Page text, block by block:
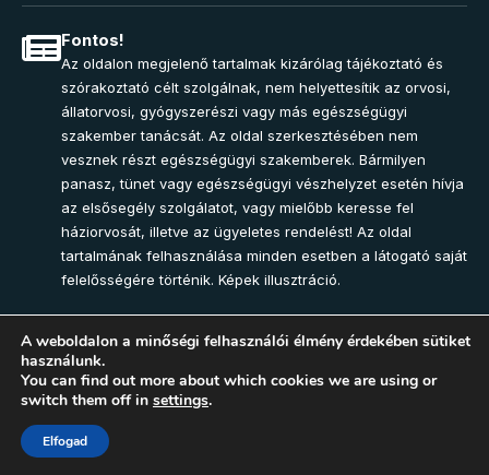
Fontos!
Az oldalon megjelenő tartalmak kizárólag tájékoztató és
szórakoztató célt szolgálnak, nem helyettesítik az orvosi,
állatorvosi, gyógyszerészi vagy más egészségügyi
szakember tanácsát. Az oldal szerkesztésében nem
vesznek részt egészségügyi szakemberek. Bármilyen
panasz, tünet vagy egészségügyi vészhelyzet esetén hívja
az elsősegély szolgálatot, vagy mielőbb keresse fel
háziorvosát, illetve az ügyeletes rendelést! Az oldal
tartalmának felhasználása minden esetben a látogató saját
felelősségére történik. Képek illusztráció.
Join Community
2025 – Egészség-Pont Magazin. Minden jog fenntartva.
A weboldalon a minőségi felhasználói élmény érdekében sütiket
használunk.
You can find out more about which cookies we are using or
switch them off in settings.
Elfogad